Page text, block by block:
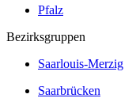
Pfalz
Bezirksgruppen
Saarlouis-Merzig
Saarbrücken